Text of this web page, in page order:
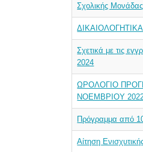
Σχολικής
Σχετικά με τις
2024
ΩΡΟΛΟΓΙΟ
ΝΟΕΜΒΡΙΟΥ
Πρόγραμμα από
Αίτηση